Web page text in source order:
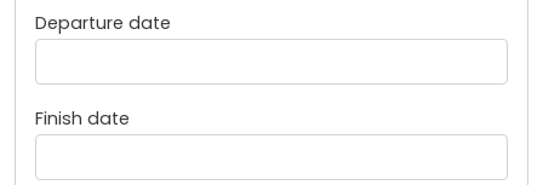
Departure date
Finish date